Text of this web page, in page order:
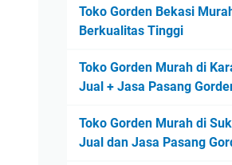
Toko Gorden Bekasi
Berkualitas Tinggi
Toko Gorden Murah di
Jual + Jasa Pasang
Toko Gorden Murah di
Jual dan Jasa Pasang